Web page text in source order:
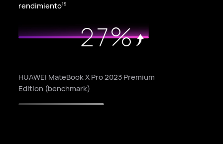
9
0
rendimiento15
2
4
5
7
9
0
%
HUAWEI MateBook X Pro 2023 Premium
Edition (benchmark)